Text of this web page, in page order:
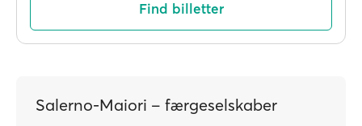
Find billetter
Salerno-Maiori – færgeselskaber